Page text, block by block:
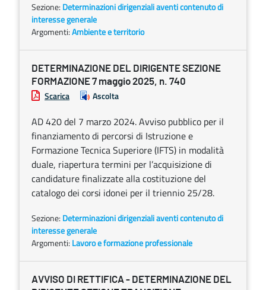
Sezione: Determinazioni dirigenziali aventi contenuto di
interesse generale
Argomenti:Ambiente e territorio
DETERMINAZIONE DEL DIRIGENTE SEZIONE
FORMAZIONE 7 maggio 2025, n. 740
Scarica Ascolta
AD 420 del 7 marzo 2024. Avviso pubblico per il
finanziamento di percorsi di Istruzione e
Formazione Tecnica Superiore (IFTS) in modalità
duale, riapertura termini per l’acquisizione di
candidature finalizzate alla costituzione del
catalogo dei corsi idonei per il triennio 25/28.
Sezione: Determinazioni dirigenziali aventi contenuto di
interesse generale
Argomenti: Lavoro e formazione professionale
AVVISO DI RETTIFICA - DETERMINAZIONE DEL